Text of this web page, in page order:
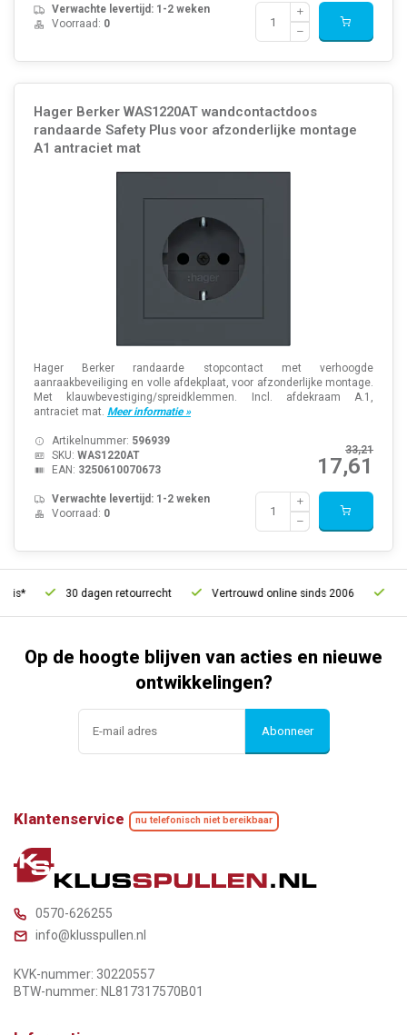
Verwachte levertijd: 1-2 weken
Voorraad: 0
Hager Berker WAS1220AT wandcontactdoos
randaarde Safety Plus voor afzonderlijke montage
A1 antraciet mat
Hager Berker randaarde stopcontact met verhoogde
aanraakbeveiliging en volle afdekplaat, voor afzonderlijke montage.
Met klauwbevestiging/spreidklemmen. Incl. afdekraam A.1,
antraciet mat. Meer informatie »
33,21
17,61
Artikelnummer: 596939
SKU: WAS1220AT
EAN: 3250610070673
Verwachte levertijd: 1-2 weken
Voorraad: 0
30 dagen retourrecht Vertrouwd online sinds 2006 Gratis
Op de hoogte blijven van acties en nieuwe
ontwikkelingen?
Abonneer
Klantenservice nu telefonisch niet bereikbaar
0570-626255
info@klusspullen.nl
KVK-nummer: 30220557
BTW-nummer: NL817317570B01